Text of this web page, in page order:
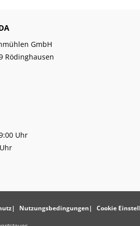
GmbH
Rödinghausen
Uhr
Nutzungsbedingungen Cookie